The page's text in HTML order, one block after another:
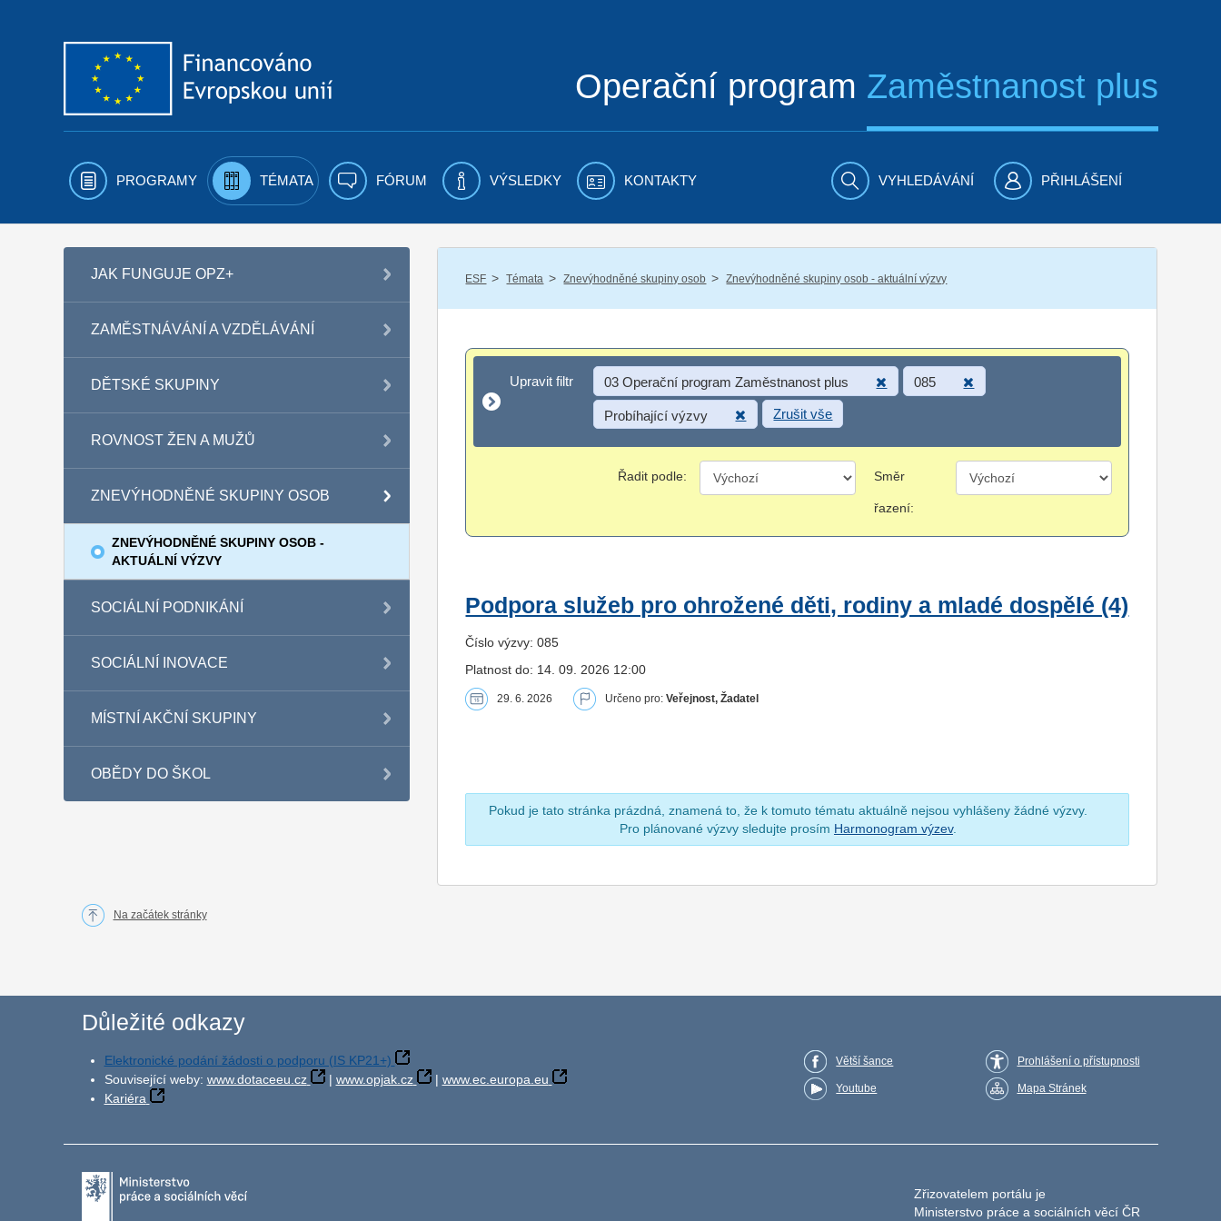
Operační program Zaměstnanost plus
PROGRAMY TÉMATA FÓRUM VÝSLEDKY KONTAKTY VYHLEDÁVÁNÍ PŘIHLÁŠENÍ
JAK FUNGUJE OPZ+
ZAMĚSTNÁVÁNÍ A VZDĚLÁVÁNÍ
DĚTSKÉ SKUPINY
ROVNOST ŽEN A MUŽŮ
ZNEVÝHODNĚNÉ SKUPINY OSOB
ZNEVÝHODNĚNÉ SKUPINY OSOB -
AKTUÁLNÍ VÝZVY
SOCIÁLNÍ PODNIKÁNÍ
SOCIÁLNÍ INOVACE
MÍSTNÍ AKČNÍ SKUPINY
OBĚDY DO ŠKOL
ESF / Témata / Znevýhodněné skupiny osob / Znevýhodněné skupiny osob - aktuální výzvy
Upravit filtr
Upravit filtr 03 Operační program Zaměstnanost plus 085
Probíhající výzvy Zrušit vše
Řadit podle: Směr
řazení:
Podpora služeb pro ohrožené děti, rodiny a mladé dospělé (4)
Číslo výzvy: 085
Platnost do: 14. 09. 2026 12:00
29. 6. 2026 Určeno pro:Veřejnost, Žadatel
Pokud je tato stránka prázdná, znamená to, že k tomuto tématu aktuálně nejsou vyhlášeny žádné výzvy.
Pro plánované výzvy sledujte prosím Harmonogram výzev.
Na začátek stránky
Důležité odkazy
Elektronické podání žádosti o podporu (IS KP21+)
Související weby: www.dotaceeu.cz | www.opjak.cz | www.ec.europa.eu
Kariéra
Větší šance
Youtube
Prohlášení o přístupnosti
Mapa Stránek
Zřizovatelem portálu je
Ministerstvo práce a sociálních věcí ČR